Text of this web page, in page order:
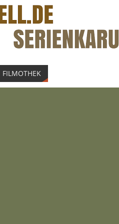
FIL­MO­THEK